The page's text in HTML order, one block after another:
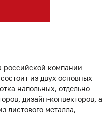
российской компании
из двух основных
напольных, отдельно
дизайн-конвекторов, а
листового металла,